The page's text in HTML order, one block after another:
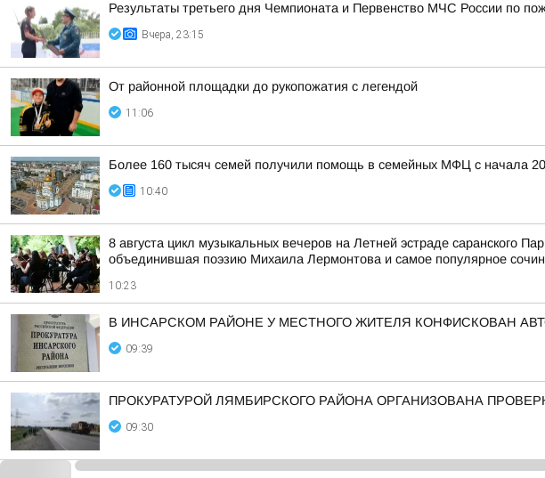
Результаты третьего дня Чемпионата и Первенство МЧС России по
Вчера, 23:15
От районной площадки до рукопожатия с легендой
11:06
Более 160 тысяч семей получили помощь в семейных МФЦ с начала
10:40
8 августа цикл музыкальных вечеров на Летней эстраде саранского
объединившая поэзию Михаила Лермонтова и самое популярное
10:23
В ИНСАРСКОМ РАЙОНЕ У МЕСТНОГО ЖИТЕЛЯ КОНФИСКОВАН
09:39
ПРОКУРАТУРОЙ ЛЯМБИРСКОГО РАЙОНА ОРГАНИЗОВАНА
09:30